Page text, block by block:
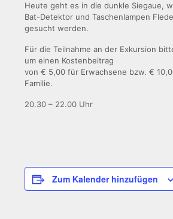
Heu­te geht es in die dunk­le Sie­gaue,
Bat-Detek­tor und Taschen­lam­pen
gesucht werden.
Für die Teil­nah­me an der Exkur­si­on
um einen Kostenbeitrag
von € 5,00 für Erwach­se­ne bzw. €
Familie.
20.30 – 22.00 Uhr
Zum Kalender hinzufügen